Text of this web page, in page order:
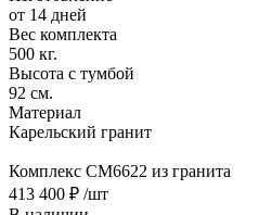
от 14 дней
Вес комплекта
500 кг.
Высота с тумбой
92 см.
Материал
Карельский гранит
Комплекс CM6622 из гранита
413 400 ₽ /шт